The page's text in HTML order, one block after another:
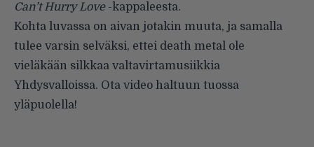
Can’t Hurry Love-kappaleesta.
Kohta luvassa on aivan jotakin muuta, ja samalla
tulee varsin selväksi, ettei death metal ole
vieläkään silkkaa valtavirtamusiikkia
Yhdysvalloissa. Ota video haltuun tuossa
yläpuolella!